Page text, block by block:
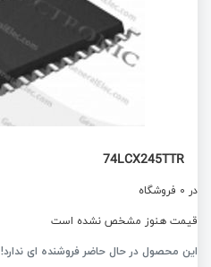
74LCX245TTR
در 0 فروشگاه
قیمت هنوز مشخص نشده است
این محصول در حال حاضر فروشنده ای ندارد!